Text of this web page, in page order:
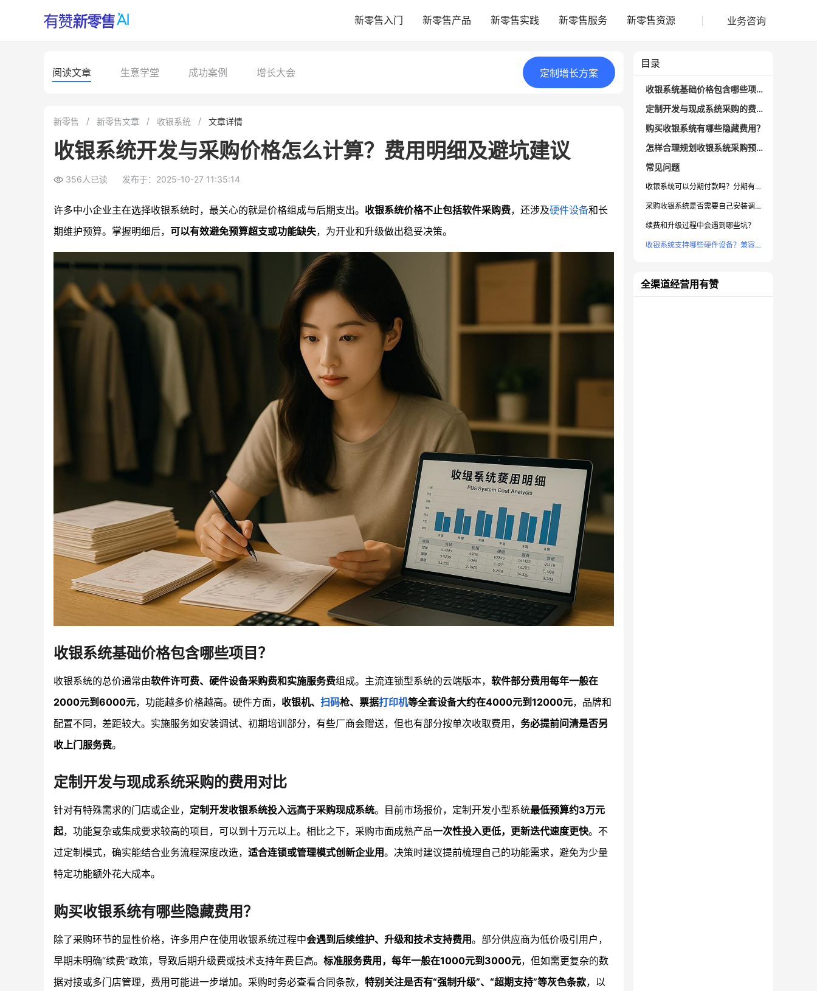
新零售入门 新零售产品 新零售实践 新零售服务 新零售资源 业务咨询
阅读文章 生意学堂 成功案例 增长大会 定制 增长方案
新零售 新零售文章 收银系统 文章详情
收银系统开发与采购价格怎么计算？费用明细及避坑建议
356人已读 发布于：2025-10-27 11:35:14
许多中小企业主在选择收银系统时，最关心的就是价格组成与后期支出。 收银系统价格不止包括软件采购费，还涉及硬件设备和长
期维护预算。掌握明细后， 可以有效避免预算超支或功能缺失，为开业和升级做出稳妥决策。
收银系统基础价格包含哪些项目？
收银系统的总价通常由软件许可费、硬件设备采购费和实施服务费组成。主流连锁型系统的云端版本， 软件部分费用每年一般在
2000元到6000元，功能越多价格越高。硬件方面， 收银机、 扫码枪、票据打印机等全套设备大约在4000元到12000元，品牌和
配置不同，差距较大。实施服务如安装调试、初期培训部分，有些厂商会赠送，但也有部分按单次收取费用， 务必提前问清是否另
收上门服务费。
定制开发与现成系统采购的费用对比
针对有特殊需求的门店或企业， 定制开发收银系统投入远高于采购现成系统。目前市场报价，定制开发小型系统最低预算约3万元
起，功能复杂或集成要求较高的项目，可以到十万元以上。相比之下，采购市面成熟产品一次性投入更低，更新迭代速度更快。不
过定制模式，确实能结合业务流程深度改造， 适合连锁或管理模式创新企业用。决策时建议提前梳理自己的功能需求，避免为少量
特定功能额外花大成本。
购买收银系统有哪些隐藏费用？
除了采购环节的显性价格，许多用户在使用收银系统过程中会遇到后续维护、升级和技术支持费用。部分供应商为低价吸引用户，
早期未明确“续费”政策，导致后期升级费或技术支持年费巨高。 标准服务费用，每年一般在1000元到3000元，但如需更复杂的数
据对接或多门店管理，费用可能进一步增加。采购时务必查看合同条款， 特别关注是否有“强制升级”、“超期支持”等灰色条款，以
目录
收银系统基础价格包含哪些项目？
定制开发与现成系统采购的费用对比
购买收银系统有哪些隐藏费用？
怎样合理规划收银系统采购预算？
常见问题
收银系统可以分期付款吗？分期有额外费用吗？
采购收银系统是否需要自己安装调试？
续费和升级过程中会遇到哪些坑？
收银系统支持哪些硬件设备？兼容性如何？
全渠道经营用有赞